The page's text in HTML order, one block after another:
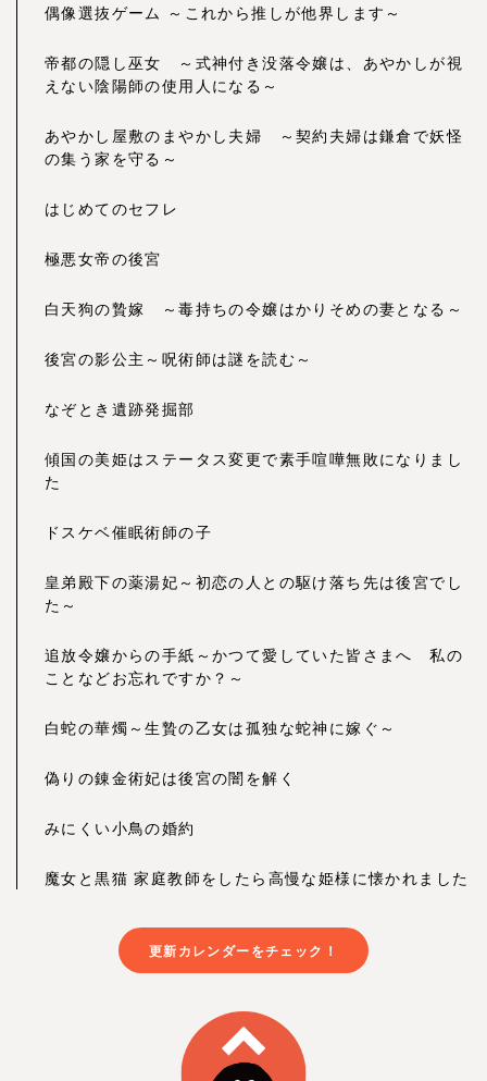
偶像選抜ゲーム ～これから推しが他界します～
帝都の隠し巫女 ～式神付き没落令嬢は、あやかしが視
えない陰陽師の使用人になる～
あやかし屋敷のまやかし夫婦 ～契約夫婦は鎌倉で妖怪
の集う家を守る～
はじめてのセフレ
極悪女帝の後宮
白天狗の贄嫁 ～毒持ちの令嬢はかりそめの妻となる～
後宮の影公主～呪術師は謎を読む～
なぞとき遺跡発掘部
傾国の美姫はステータス変更で素手喧嘩無敗になりまし
た
ドスケベ催眠術師の子
皇弟殿下の薬湯妃～初恋の人との駆け落ち先は後宮でし
た～
追放令嬢からの手紙～かつて愛していた皆さまへ 私の
ことなどお忘れですか？～
白蛇の華燭～生贄の乙女は孤独な蛇神に嫁ぐ～
偽りの錬金術妃は後宮の闇を解く
みにくい小鳥の婚約
魔女と黒猫 家庭教師をしたら高慢な姫様に懐かれました
更新カレンダーをチェック！